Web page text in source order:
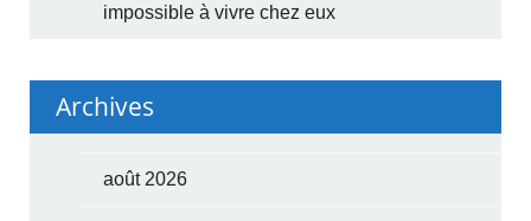
impossible à vivre chez eux
Archives
août 2026